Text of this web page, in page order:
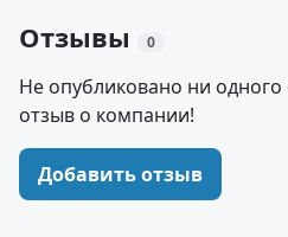
Отзывы 0
Не опубликовано ни
отзыв о компании!
Добавить отзыв